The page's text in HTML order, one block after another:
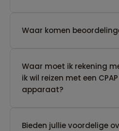
Waar komen
Waar moet ik rekening
ik wil reizen met een
apparaat?
Bieden jullie voordelige